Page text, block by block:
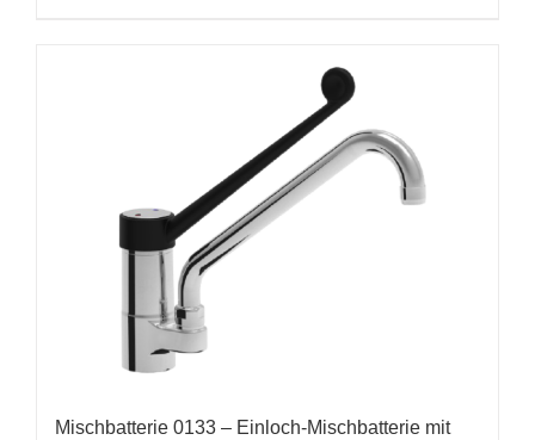
Mischbatterie 0133 – Einloch-Mischbatterie mit